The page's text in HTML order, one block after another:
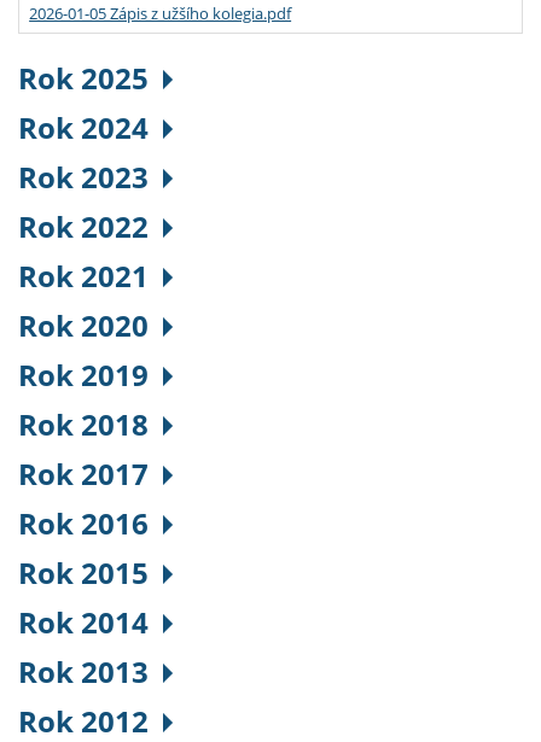
2026-01-05 Zápis z užšího kolegia.pdf
Rok 2025
Rok 2024
Rok 2023
Rok 2022
Rok 2021
Rok 2020
Rok 2019
Rok 2018
Rok 2017
Rok 2016
Rok 2015
Rok 2014
Rok 2013
Rok 2012